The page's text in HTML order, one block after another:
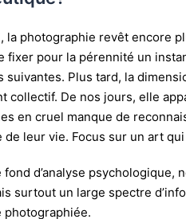
la photographie revêt encore
fixer pour la pérennité un
suivantes. Plus tard, la
collectif. De nos jours, elle
en cruel manque de
de leur vie. Focus sur un art
fond d’analyse
surtout un large spectre
photographiée.